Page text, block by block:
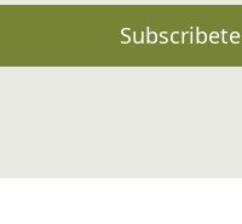
Subscribete